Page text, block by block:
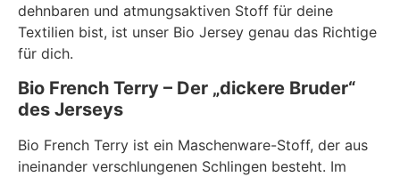
dehnbaren und atmungsaktiven Stoff für deine
Textilien bist, ist unser Bio Jersey genau das Richtige
für dich.
Bio French Terry – Der „dickere Bruder“
des Jerseys
Bio French Terry ist ein Maschenware-Stoff, der aus
ineinander verschlungenen Schlingen besteht. Im